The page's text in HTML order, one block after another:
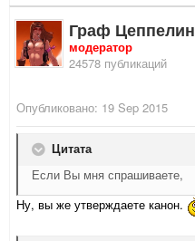
Граф Цеппелин
модератор
24578 публикаций
Опубликовано: 19 Sep 2015
Цитата
Если Вы мня спрашиваете,
Ну, вы же утверждаете канон.